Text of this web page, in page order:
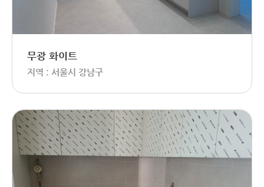
무광 화이트
지역 : 서울시 강남구